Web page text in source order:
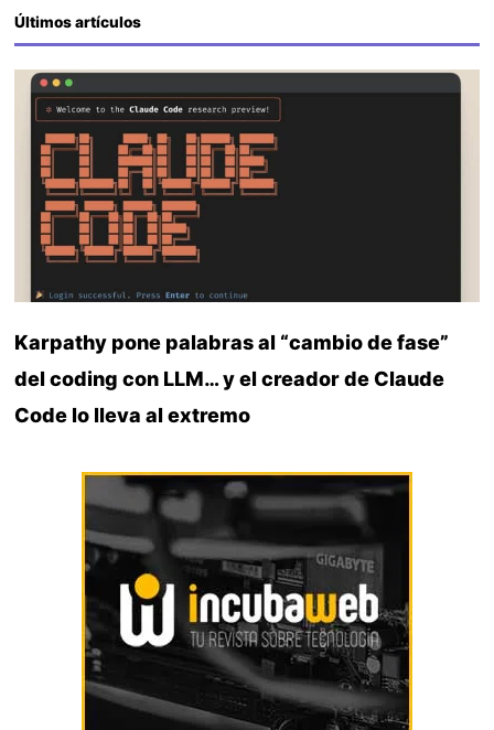
Últimos artículos
Karpathy pone palabras al “cambio de fase”
del coding con LLM… y el creador de Claude
Code lo lleva al extremo